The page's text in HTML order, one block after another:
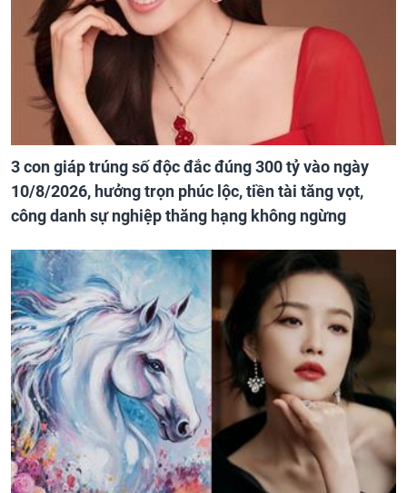
3 con giáp trúng số độc đắc đúng 300 tỷ vào ngày
10/8/2026, hưởng trọn phúc lộc, tiền tài tăng vọt,
công danh sự nghiệp thăng hạng không ngừng